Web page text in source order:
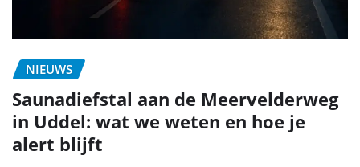
NIEUWS
Saunadiefstal aan de Meervelderweg
in Uddel: wat we weten en hoe je
alert blijft